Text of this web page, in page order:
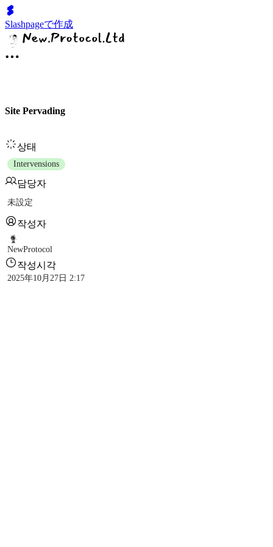
Slashpageで作成
Site Pervading
상태
Intervensions
담당자
未設定
작성자
NewProtocol
작성시각
2025年10月27日 2:17